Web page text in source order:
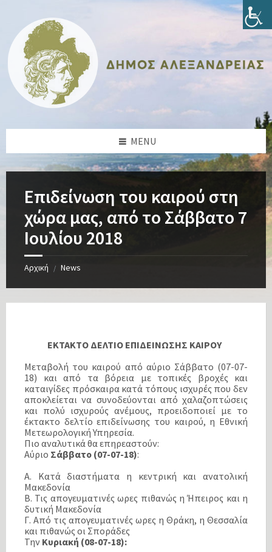
content
sidebar
sidebar
footer
MENU
Επιδείνωση του καιρού στη
χώρα μας, από το Σάββατο 7
Ιουλίου 2018
Αρχική / News
ΕΚΤΑΚΤΟ ΔΕΛΤΙΟ ΕΠΙΔΕΙΝΩΣΗΣ ΚΑΙΡΟΥ
Mεταβολή του καιρού από αύριο Σάββατο (07-07-
18) και από τα βόρεια με τοπικές βροχές και
καταιγίδες πρόσκαιρα κατά τόπους ισχυρές που δεν
αποκλείεται να συνοδεύονται από χαλαζοπτώσεις
και πολύ ισχυρούς ανέμους, προειδοποιεί με το
έκτακτο δελτίο επιδείνωσης του καιρού, η Εθνική
Μετεωρολογική Υπηρεσία.
Πιο αναλυτικά θα επηρεαστούν:
Αύριο Σάββατο (07-07-18):
Α. Κατά διαστήματα η κεντρική και ανατολική
Μακεδονία
Β. Τις απογευματινές ωρες πιθανώς η Ήπειρος και η
δυτική Μακεδονία
Γ. Από τις απογευματινές ωρες η Θράκη, η Θεσσαλία
και πιθανώς οι Σποράδες
Την Κυριακή (08-07-18):